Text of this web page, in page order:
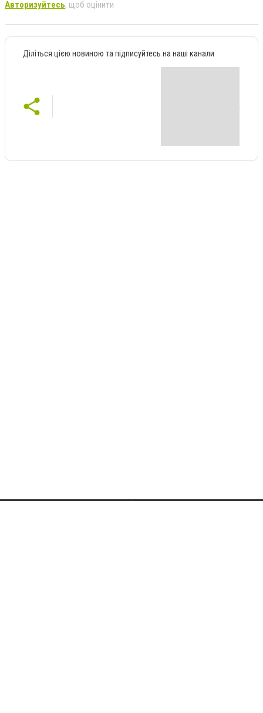
Авторизуйтесь, щоб оцінити
Діліться цією новиною та підписуйтесь на наші канали